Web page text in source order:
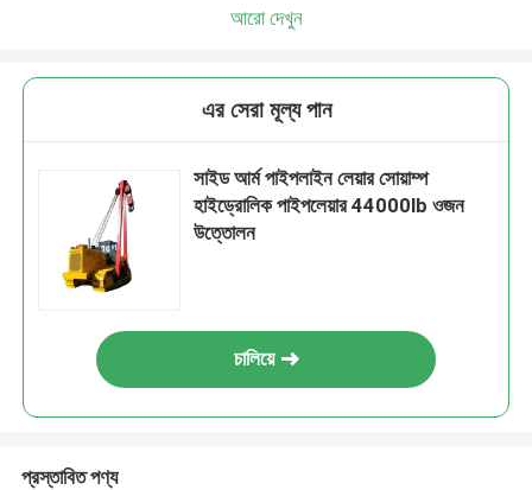
আরো দেখুন
এর সেরা মূল্য পান
সাইড আর্ম পাইপলাইন লেয়ার সোয়াম্প
হাইড্রোলিক পাইপলেয়ার 44000lb ওজন
উত্তোলন
চালিয়ে
প্রস্তাবিত পণ্য